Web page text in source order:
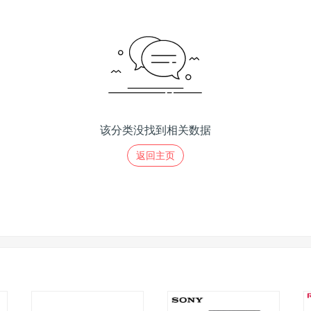
该分类没找到相关数据
返回主页